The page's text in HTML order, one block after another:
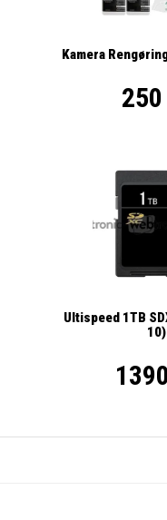
Kamera
Ultispeed 1TB
10)